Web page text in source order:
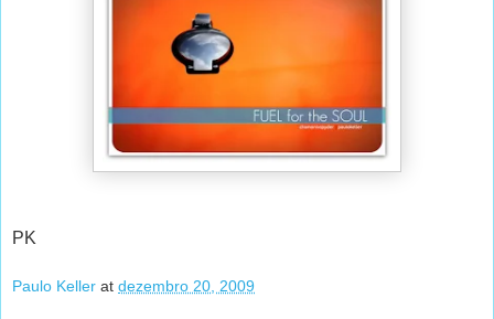
PK
Paulo Keller at dezembro 20, 2009